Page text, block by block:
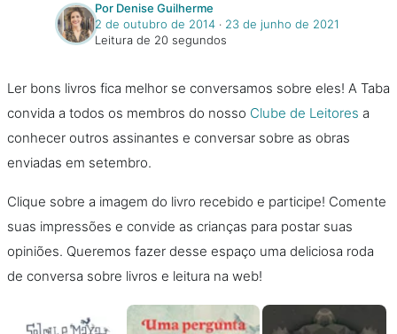
Por Denise Guilherme
2 de outubro de 2014 ‧ 23 de junho de 2021
Leitura de 20 segundos
Ler bons livros fica melhor se conversamos sobre eles! A Taba
convida a todos os membros do nosso Clube de Leitores a
conhecer outros assinantes e conversar sobre as obras
enviadas em setembro.
Clique sobre a imagem do livro recebido e participe! Comente
suas impressões e convide as crianças para postar suas
opiniões. Queremos fazer desse espaço uma deliciosa roda
de conversa sobre livros e leitura na web!